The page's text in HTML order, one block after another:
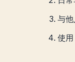
与
使